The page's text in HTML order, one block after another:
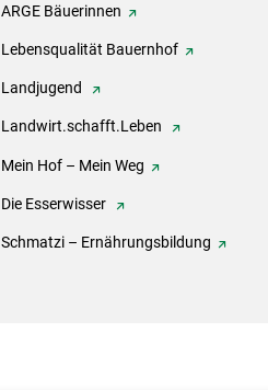
ARGE Bäuerinnen
Lebensqualität Bauernhof
Landjugend
Landwirt.schafft.Leben
Mein Hof – Mein Weg
Die Esserwisser
Schmatzi – Ernährungsbildung